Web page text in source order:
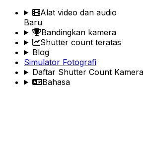
Alat video dan audio
Baru
Bandingkan kamera
Shutter count teratas
Blog
Simulator Fotografi
Daftar Shutter Count Kamera
Bahasa